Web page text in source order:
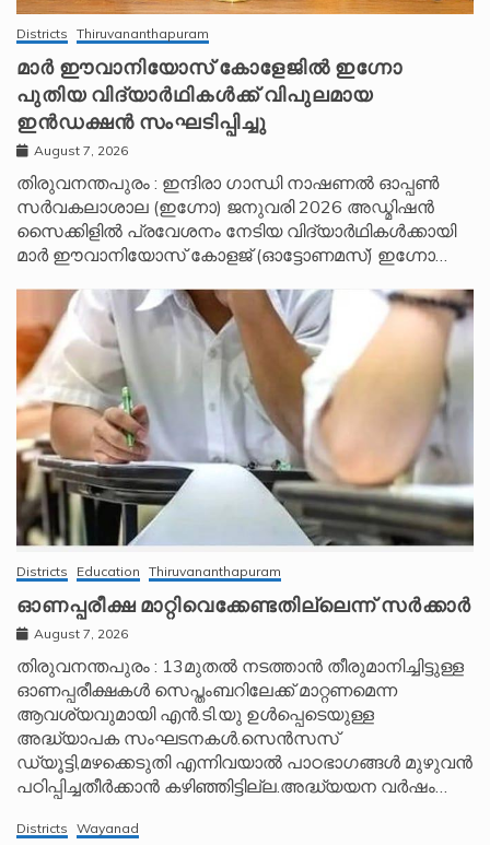
Districts Thiruvananthapuram
മാർ ഈവാനിയോസ് കോളേജിൽ ഇഗ്നോ
പുതിയ വിദ്യാർഥികൾക്ക് വിപുലമായ
ഇൻഡക്ഷൻ സംഘടിപ്പിച്ചു
August 7, 2026
തിരുവനന്തപുരം : ഇന്ദിരാ ഗാന്ധി നാഷണൽ ഓപ്പൺ
സർവകലാശാല (ഇഗ്നോ) ജനുവരി 2026 അഡ്മിഷൻ
സൈക്കിളിൽ പ്രവേശനം നേടിയ വിദ്യാർഥികൾക്കായി
മാർ ഈവാനിയോസ് കോളജ് (ഓട്ടോണമസ്) ഇഗ്നോ…
Districts Education Thiruvananthapuram
ഓണപ്പരീക്ഷ മാറ്റിവെക്കേണ്ടതില്ലെന്ന് സർക്കാർ
August 7, 2026
തിരുവനന്തപുരം : 13മുതൽ നടത്താൻ തീരുമാനിച്ചിട്ടുള്ള
ഓണപ്പരീക്ഷകൾ സെപ്തംബറിലേക്ക് മാറ്റണമെന്ന
ആവശ്യവുമായി എൻ.ടി.യു ഉൾപ്പെടെയുള്ള
അദ്ധ്യാപക സംഘടനകൾ.സെൻസസ്
ഡ്യൂട്ടി,മഴക്കെടുതി എന്നിവയാൽ പാഠഭാഗങ്ങൾ മുഴുവൻ
പഠിപ്പിച്ചതീർക്കാൻ കഴിഞ്ഞിട്ടില്ല.അദ്ധ്യയന വർഷം…
Districts Wayanad